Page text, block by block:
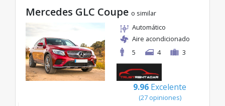
Mercedes GLC Coupe o similar
Automático
Aire acondicionado
5
4 3
9.96 Excelente
(27 opiniones)